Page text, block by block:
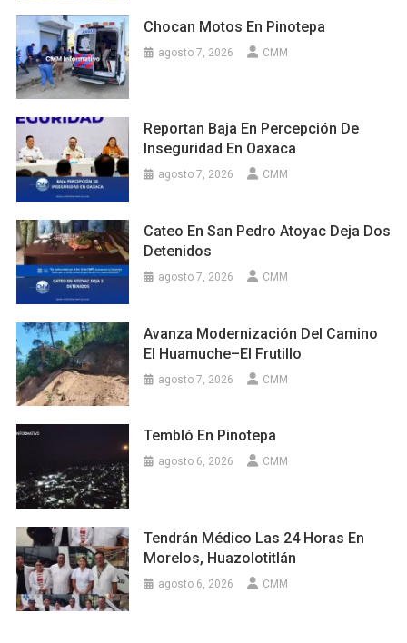
Chocan Motos En Pinotepa
agosto 7, 2026 CMM
Reportan Baja En Percepción De
Inseguridad En Oaxaca
agosto 7, 2026 CMM
Cateo En San Pedro Atoyac Deja Dos
Detenidos
agosto 7, 2026 CMM
Avanza Modernización Del Camino
El Huamuche–El Frutillo
agosto 7, 2026 CMM
Tembló En Pinotepa
agosto 6, 2026 CMM
Tendrán Médico Las 24 Horas En
Morelos, Huazolotitlán
agosto 6, 2026 CMM